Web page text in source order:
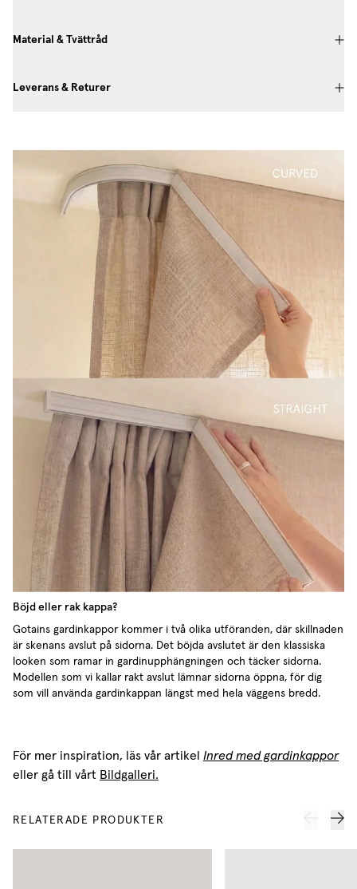
Material & Tvättråd
Leverans & Returer
Böjd eller rak kappa?
Gotains gardinkappor kommer i två olika utföranden, där skillnaden
är skenans avslut på sidorna. Det böjda avslutet är den klassiska
looken som ramar in gardinupphängningen och täcker sidorna.
Modellen som vi kallar rakt avslut lämnar sidorna öppna, för dig
som vill använda gardinkappan längst med hela väggens bredd.
För mer inspiration, läs vår artikel Inred med gardinkappor
eller gå till vårt Bildgalleri.
RELATERADE PRODUKTER